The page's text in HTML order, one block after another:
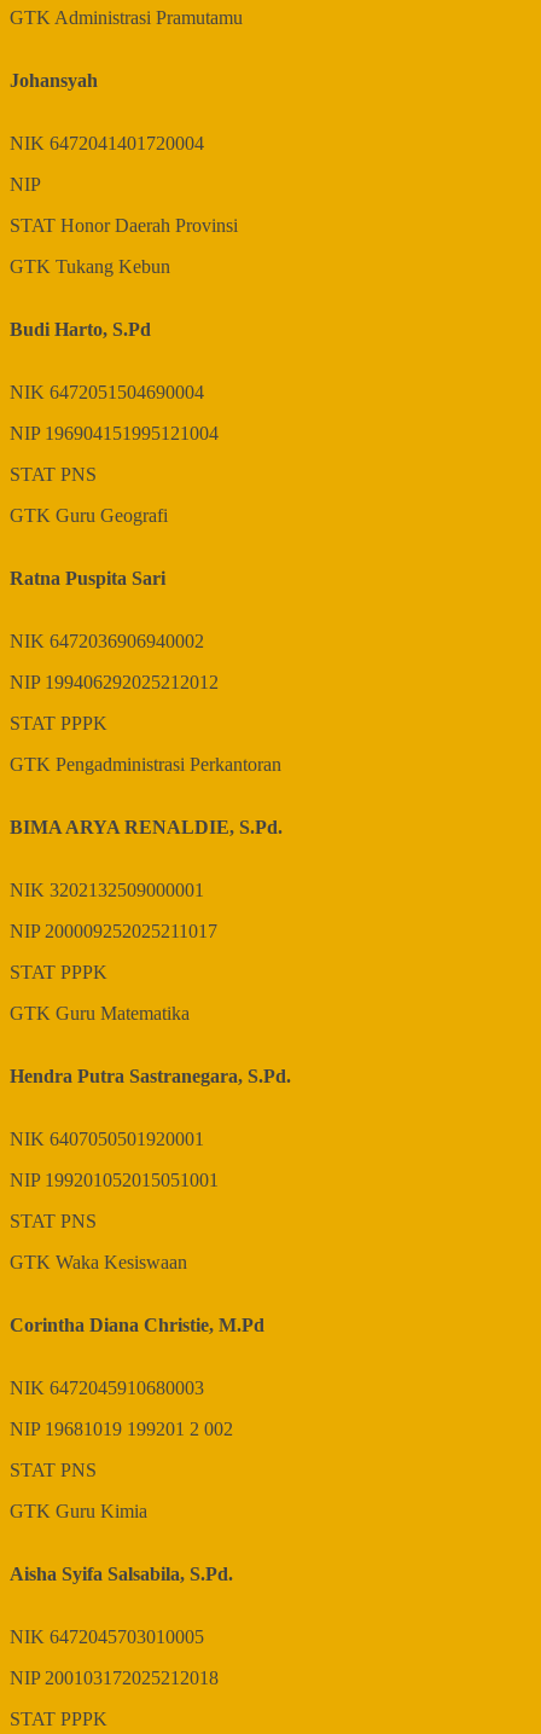
GTKAdministrasi Pramutamu
Johansyah
NIK 6472041401720004
NIP
STAT Honor Daerah Provinsi
GTK Tukang Kebun
Budi Harto, S.Pd
NIK 6472051504690004
NIP 196904151995121004
STAT PNS
GTK Guru Geografi
Ratna Puspita Sari
NIK 6472036906940002
NIP 199406292025212012
STAT PPPK
GTK Pengadministrasi Perkantoran
BIMA ARYA RENALDIE, S.Pd.
NIK 3202132509000001
NIP200009252025211017
STAT PPPK
GTK Guru Matematika
Hendra Putra Sastranegara, S.Pd.
NIK 6407050501920001
NIP 199201052015051001
STAT PNS
GTK Waka Kesiswaan
Corintha Diana Christie, M.Pd
NIK 6472045910680003
NIP 19681019 199201 2 002
STAT PNS
GTK Guru Kimia
Aisha Syifa Salsabila, S.Pd.
NIK 6472045703010005
NIP200103172025212018
STAT PPPK